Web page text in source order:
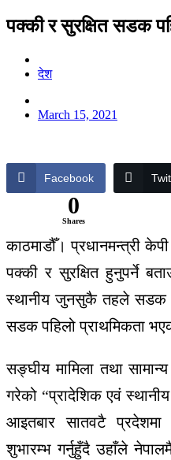
पक्की र सुरक्षित सडक
देश
March 15, 2021
Facebook
0
Shares
काठमाडौँ। प्रधानमन्त्री
पक्की र सुरक्षित हुनुपर्ने
स्थानीय जुनसुकै तहले सडक
सडक पहिलो प्राथमिकता
सङ्घीय मामिला तथा
गरेको “प्रादेशिक एवं
आइतबार सातवटै
शुभारम्भ गर्नुहुँदै उहाँले